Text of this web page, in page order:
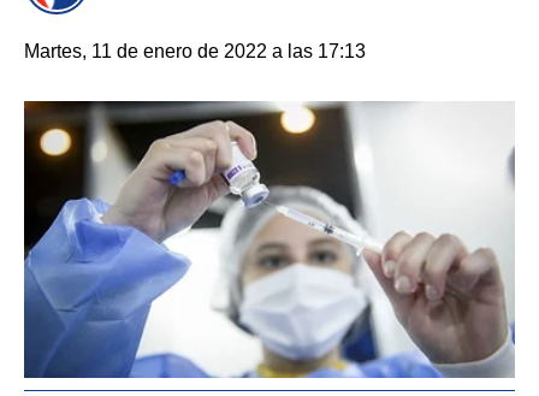
Martes, 11 de enero de 2022 a las 17:13